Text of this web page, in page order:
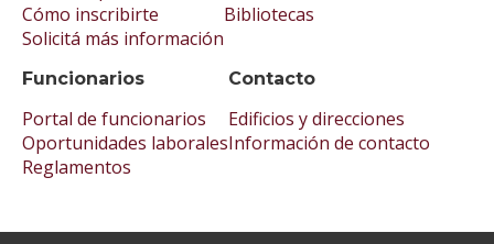
Cómo inscribirte
Solicitá más información
Bibliotecas
Funcionarios
Portal de funcionarios
Oportunidades laborales
Reglamentos
Contacto
Edificios y direcciones
Información de contacto